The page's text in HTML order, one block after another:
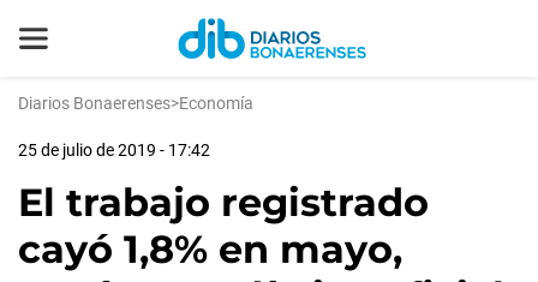
Diarios Bonaerenses>Economía
25 de julio de 2019 - 17:42
El trabajo registrado
cayó 1,8% en mayo,